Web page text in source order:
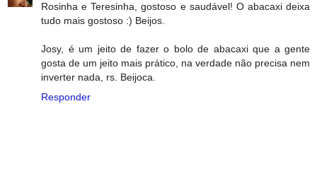
Rosinha e Teresinha, gostoso e saudável! O abacaxi deixa
tudo mais gostoso :) Beijos.
Josy, é um jeito de fazer o bolo de abacaxi que a gente
gosta de um jeito mais prático, na verdade não precisa nem
inverter nada, rs. Beijoca.
Responder